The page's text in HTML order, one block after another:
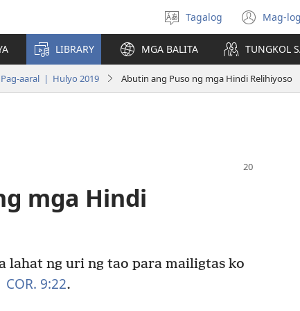
Pumili
ng
wika
Tagalog Mag-(may
na
LIBRARY MGA BALITA TUNGKOL
aaral | Hulyo 2019 Abutin ang Puso ng mga Hindi Relihiyoso
mga Hindi
lahat ng uri ng tao para mailigtas ko
COR. 9:22.